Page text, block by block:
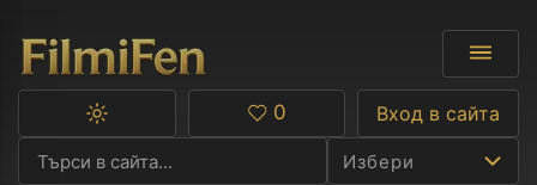
Избери
Превключване
тъмна
Любими
0 Вход в сайта